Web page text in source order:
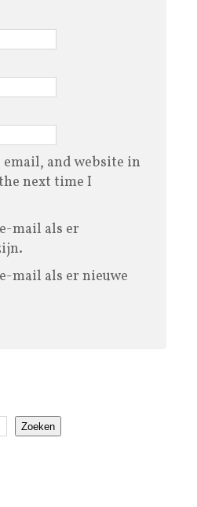
email, and website in
next time I
mail als er
mail als er nieuwe
Zoeken